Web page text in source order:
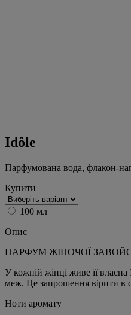
Idôle
Парфумована вода, флакон-
Купити
100 мл
Опис
ПАРФУМ ЖІНОЧОЇ
У кожній жінці живе її
меж. Це запрошення вірити в
Ноти аромату